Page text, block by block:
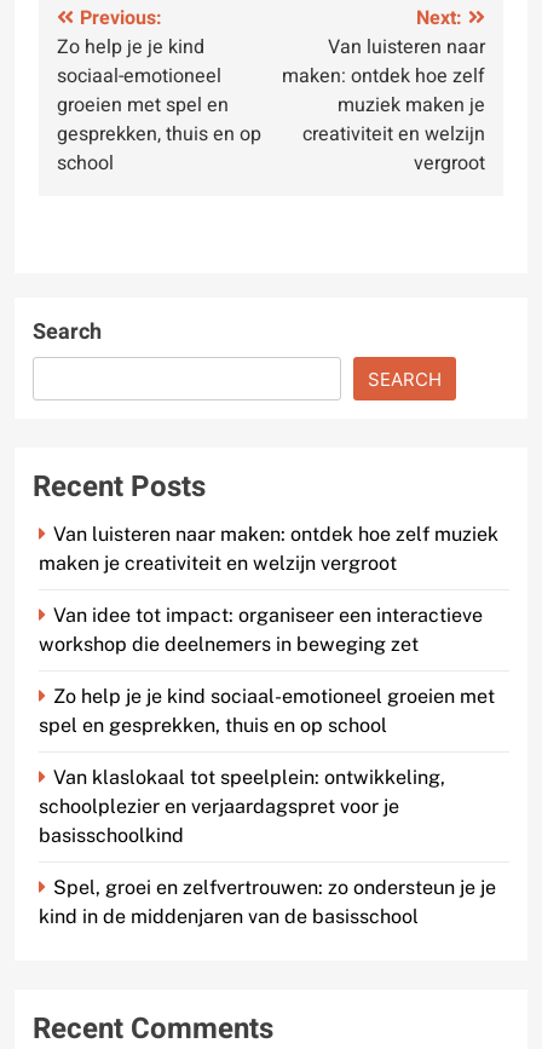
Post
navigation
Previous:
Zo help je je kind
sociaal-emotioneel
groeien met spel en
gesprekken, thuis en op
school
Next:
Van luisteren naar
maken: ontdek hoe zelf
muziek maken je
creativiteit en welzijn
vergroot
Search
SEARCH
Recent Posts
Van luisteren naar maken: ontdek hoe zelf muziek
maken je creativiteit en welzijn vergroot
Van idee tot impact: organiseer een interactieve
workshop die deelnemers in beweging zet
Zo help je je kind sociaal-emotioneel groeien met
spel en gesprekken, thuis en op school
Van klaslokaal tot speelplein: ontwikkeling,
schoolplezier en verjaardagspret voor je
basisschoolkind
Spel, groei en zelfvertrouwen: zo ondersteun je je
kind in de middenjaren van de basisschool
Recent Comments